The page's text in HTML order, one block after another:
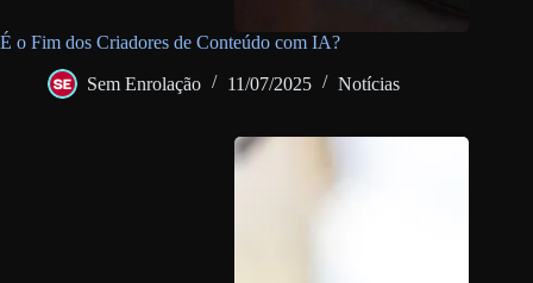
É o Fim dos Criadores de Conteúdo com IA?
Sem Enrolação 11/07/2025 Notícias